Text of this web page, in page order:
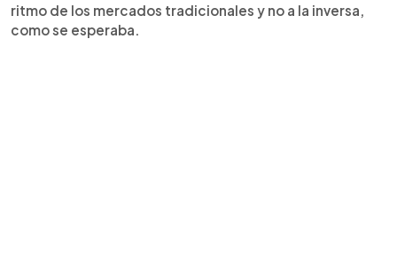
ritmo de los mercados tradicionales y no a la inversa,
como se esperaba.